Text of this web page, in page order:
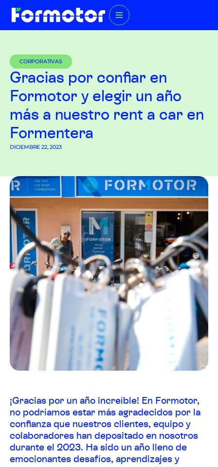
CORPORATIVAS
Gracias por confiar en
Formotor y elegir un año
más a nuestro rent a car en
Formentera
DICIEMBRE 22, 2023
¡Gracias por un año increíble! En Formotor,
no podríamos estar más agradecidos por la
confianza que nuestros clientes, equipo y
colaboradores han depositado en nosotros
durante el 2023. Ha sido un año lleno de
emocionantes desafíos, aprendizajes y